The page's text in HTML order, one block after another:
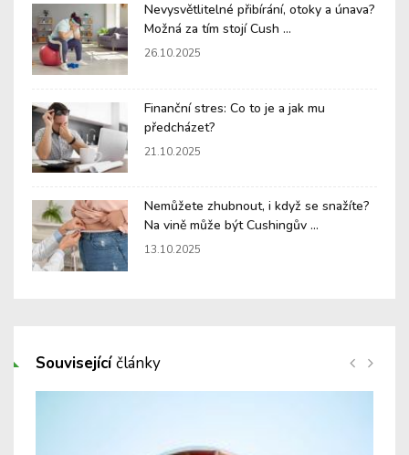
Nevysvětlitelné přibírání, otoky a únava?
Možná za tím stojí Cush ...
26.10.2025
Finanční stres: Co to je a jak mu
předcházet?
21.10.2025
Nemůžete zhubnout, i když se snažíte?
Na vině může být Cushingův ...
13.10.2025
Souvisejícíčlánky